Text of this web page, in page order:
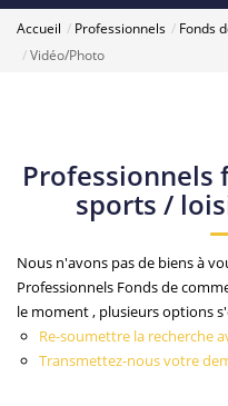
Accueil Professionnels Fonds
Vidéo/Photo
Professionnels
sports /
Nous n'avons pas de biens à
Professionnels Fonds de
le moment , plusieurs options
Re-soumettre la recherche
Transmettez-nous votre